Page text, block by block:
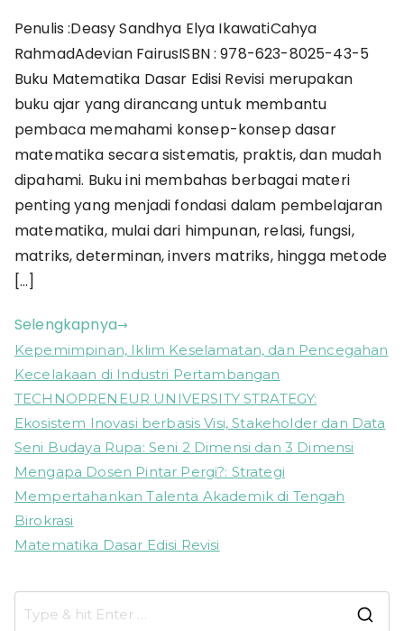
Edisi
Revisi
Penulis :Deasy Sandhya Elya IkawatiCahya
RahmadAdevian FairusISBN : 978-623-8025-43-5
Buku Matematika Dasar Edisi Revisi merupakan
buku ajar yang dirancang untuk membantu
pembaca memahami konsep-konsep dasar
matematika secara sistematis, praktis, dan mudah
dipahami. Buku ini membahas berbagai materi
penting yang menjadi fondasi dalam pembelajaran
matematika, mulai dari himpunan, relasi, fungsi,
matriks, determinan, invers matriks, hingga metode
[…]
Selengkapnya
Kepemimpinan, Iklim Keselamatan, dan Pencegahan
Kecelakaan di Industri Pertambangan
TECHNOPRENEUR UNIVERSITY STRATEGY:
Ekosistem Inovasi berbasis Visi, Stakeholder dan Data
Seni Budaya Rupa: Seni 2 Dimensi dan 3 Dimensi
Mengapa Dosen Pintar Pergi?: Strategi
Mempertahankan Talenta Akademik di Tengah
Birokrasi
Matematika Dasar Edisi Revisi